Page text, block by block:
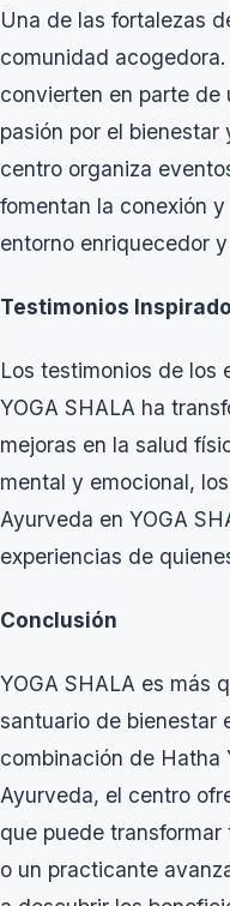
Una de las fortalezas
comunidad
convierten en parte de
pasión por el bienestar
centro organiza
fomentan la conexión
entorno enriquecedor
Testimonios
Los testimonios de los
YOGA SHALA ha
mejoras en la salud
mental y emocional,
Ayurveda en YOGA
experiencias de
Conclusión
YOGA SHALA es más
santuario de bienestar
combinación de Hatha
Ayurveda, el centro
que puede
o un practicante